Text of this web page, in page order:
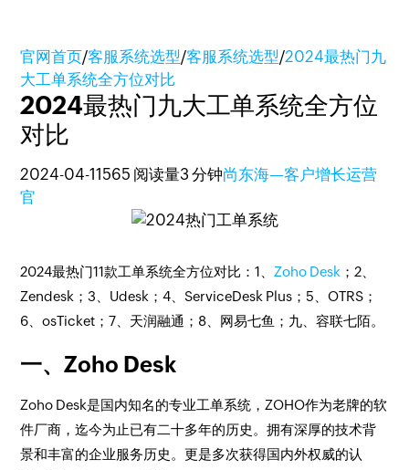
官网首页/客服系统选型/客服系统选型/2024最热门九
大工单系统全方位对比
2024最热门九大工单系统全方位
对比
2024-04-11 565 阅读量3 分钟尚东海—客户增长运营
官
2024最热门11款工单系统全方位对比：1、 Zoho Desk ；2、
Zendesk；3、Udesk；4、ServiceDesk Plus；5、OTRS；
6、osTicket；7、天润融通；8、网易七鱼；九、容联七陌。
一、Zoho Desk
Zoho Desk是国内知名的专业工单系统，ZOHO作为老牌的软
件厂商，迄今为止已有二十多年的历史。拥有深厚的技术背
景和丰富的企业服务历史。更是多次获得国内外权威的认